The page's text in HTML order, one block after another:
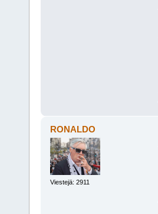
RONALDO
Viestejä: 2911